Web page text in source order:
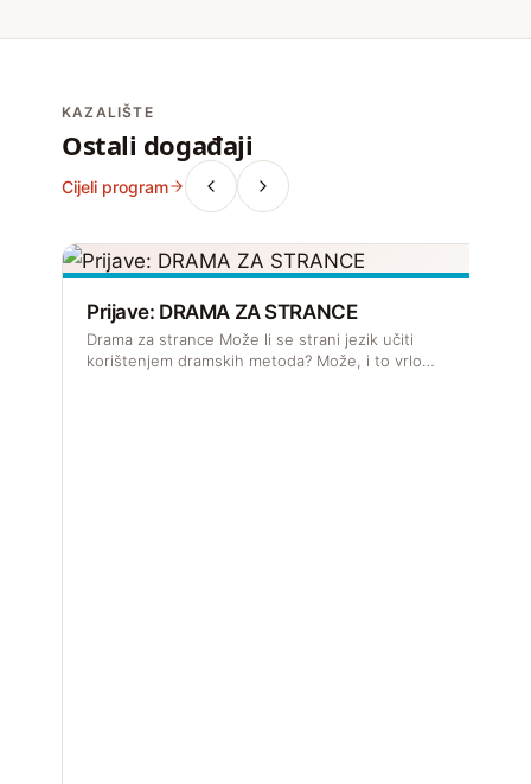
KAZALIŠTE
Ostali događaji
Cijeli program
Prijave: DRAMA ZA STRANCE
Drama za strance Može li se strani jezik učiti
korištenjem dramskih metoda? Može, i to vrlo…